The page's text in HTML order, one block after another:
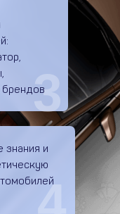
3
знания и